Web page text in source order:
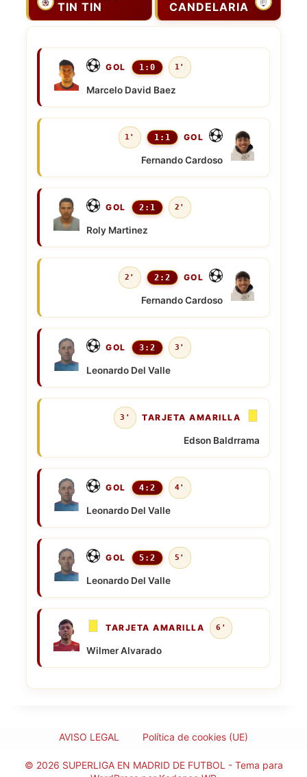
TIN TIN
CANDELARIA
GOL 1:0 1'
Marcelo David Baez
1' 1:1 GOL
Fernando Cardoso
GOL 2:1 2'
Roly Martinez
2' 2:2 GOL
Fernando Cardoso
GOL 3:2 3'
Leonardo Del Valle
3' TARJETA AMARILLA
Edson Baldrrama
GOL 4:2 4'
Leonardo Del Valle
GOL 5:2 5'
Leonardo Del Valle
TARJETA AMARILLA 6'
Wilmer Alvarado
AVISO LEGAL Política de cookies (UE)
© 2026 SUPERLIGA EN MADRID DE FUTBOL - Tema para